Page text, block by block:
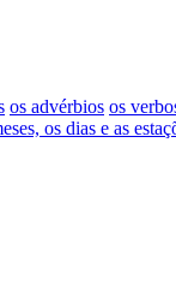
os advérbios os
os dias e as